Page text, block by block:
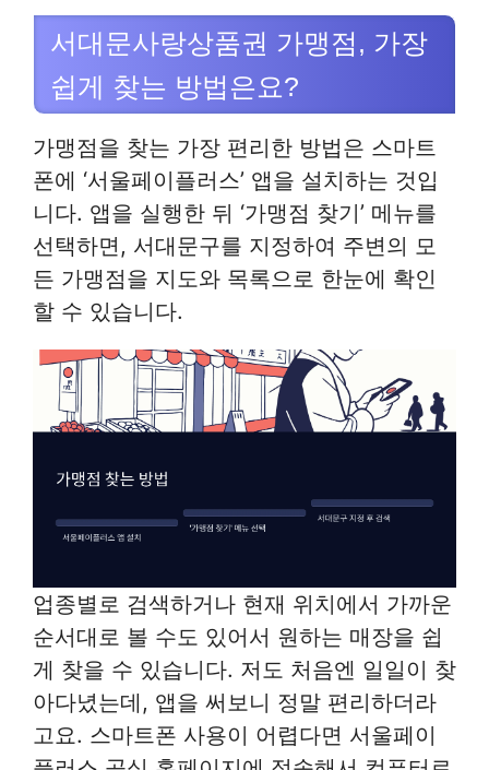
서대문사랑상품권 가맹점, 가장
쉽게 찾는 방법은요?
가맹점을 찾는 가장 편리한 방법은 스마트
폰에 ‘서울페이플러스’ 앱을 설치하는 것입
니다. 앱을 실행한 뒤 ‘가맹점 찾기’ 메뉴를
선택하면, 서대문구를 지정하여 주변의 모
든 가맹점을 지도와 목록으로 한눈에 확인
할 수 있습니다.
업종별로 검색하거나 현재 위치에서 가까운
순서대로 볼 수도 있어서 원하는 매장을 쉽
게 찾을 수 있습니다. 저도 처음엔 일일이 찾
아다녔는데, 앱을 써보니 정말 편리하더라
고요. 스마트폰 사용이 어렵다면 서울페이